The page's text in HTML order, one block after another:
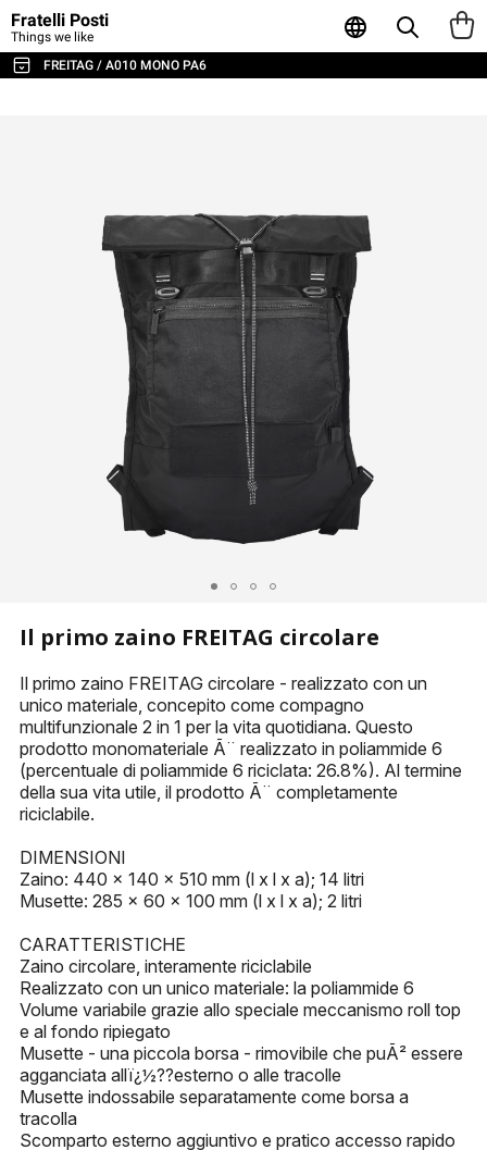
Fratelli Posti
Things we like
FREITAG / A010 MONO PA6
SPORT E VIAGGI
BORSE PORTA LAPTOP
TOTE E SHOPPER
PORTAFOGLI E PORTACARTE
POUCH E CONTENITORI
CUSTODIE PER LAPTOP
AGENDA & NOTEBOOK
PORTACHIAVI
ALTRI ACCESSORI
Il primo zaino FREITAG circolare
Il primo zaino FREITAG circolare - realizzato con un
unico materiale, concepito come compagno
multifunzionale 2 in 1 per la vita quotidiana. Questo
prodotto monomateriale Ã¨ realizzato in poliammide 6
(percentuale di poliammide 6 riciclata: 26.8%). Al termine
della sua vita utile, il prodotto Ã¨ completamente
riciclabile.
DIMENSIONI
Zaino: 440 x 140 x 510 mm (l x l x a); 14 litri
Musette: 285 x 60 x 100 mm (l x l x a); 2 litri
CARATTERISTICHE
Zaino circolare, interamente riciclabile
Realizzato con un unico materiale: la poliammide 6
Volume variabile grazie allo speciale meccanismo roll top
e al fondo ripiegato
Musette - una piccola borsa - rimovibile che puÃ² essere
agganciata allï¿½??esterno o alle tracolle
Musette indossabile separatamente come borsa a
tracolla
Scomparto esterno aggiuntivo e pratico accesso rapido